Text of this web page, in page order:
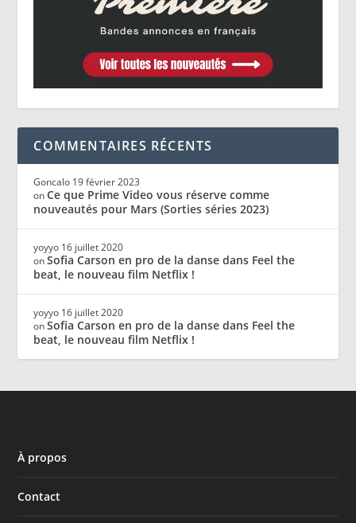
COMMENTAIRES RÉCENTS
Goncalo 19 février 2023
onCe que Prime Video vous réserve comme
nouveautés pour Mars (Sorties séries 2023)
yoyyo 16 juillet 2020
onSofia Carson en pro de la danse dans Feel the
beat, le nouveau film Netflix !
yoyyo 16 juillet 2020
onSofia Carson en pro de la danse dans Feel the
beat, le nouveau film Netflix !
À propos
Contact